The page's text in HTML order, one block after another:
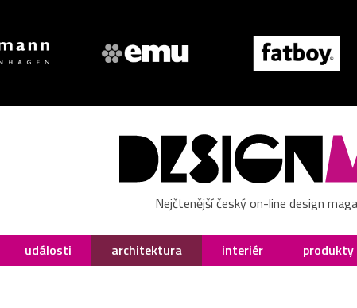
Nejčtenější český on-line design
události architektura interiér produkty